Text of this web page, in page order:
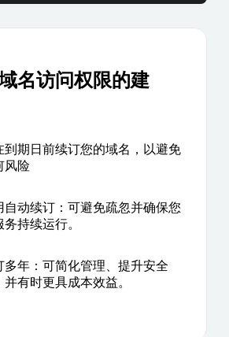
名访问权限的建
到期日前续订您的域名，以避免
风险
自动续订：可避免疏忽并确保您
务持续运行。
多年：可简化管理、提升安全
并有时更具成本效益。